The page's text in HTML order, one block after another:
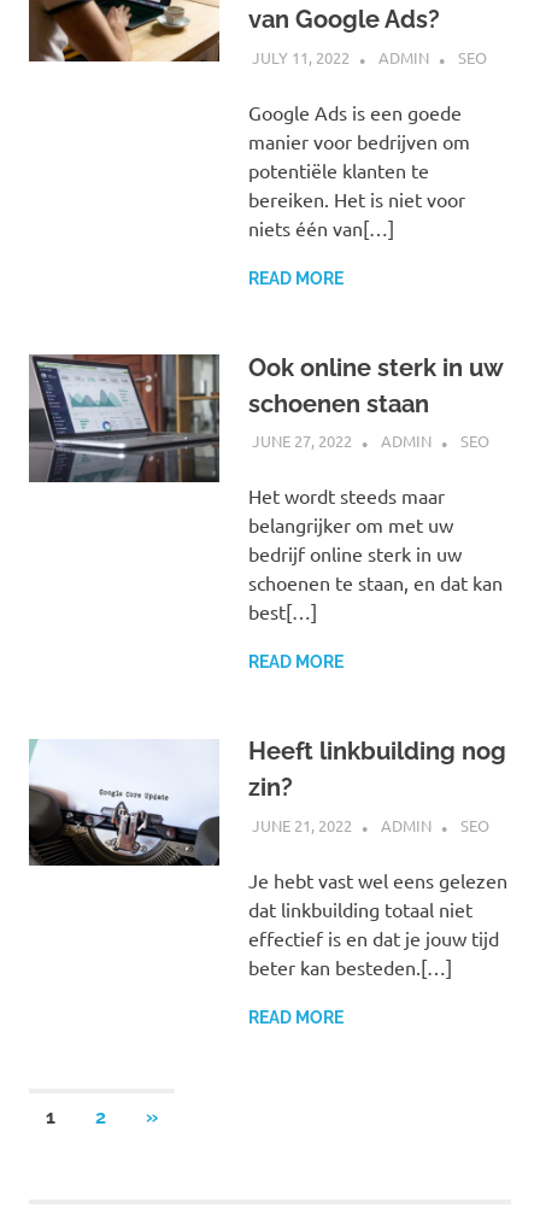
van Google Ads?
JULY 11, 2022 ADMIN SEO
Google Ads is een goede
manier voor bedrijven om
potentiële klanten te
bereiken. Het is niet voor
niets één van[…]
READ MORE
Ook online sterk in uw
schoenen staan
JUNE 27, 2022 ADMIN SEO
Het wordt steeds maar
belangrijker om met uw
bedrijf online sterk in uw
schoenen te staan, en dat kan
best[…]
READ MORE
Heeft linkbuilding nog
zin?
JUNE 21, 2022 ADMIN SEO
Je hebt vast wel eens gelezen
dat linkbuilding totaal niet
effectief is en dat je jouw tijd
beter kan besteden.[…]
READ MORE
Posts
1 2
NEXT
»